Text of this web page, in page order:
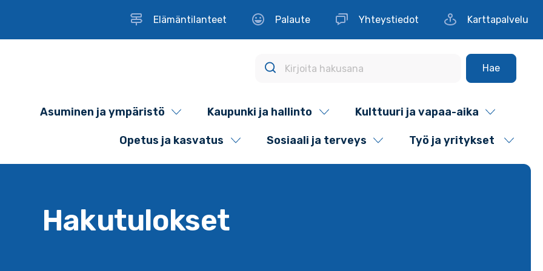
Elämäntilanteet Palaute Yhteystiedot Karttapalvelu
Hae
Asuminen ja ympäristö Kaupunki ja hallinto Kulttuuri ja vapaa-aika
Opetus ja kasvatus Sosiaali ja terveys Työ ja yritykset
Hakutulokset